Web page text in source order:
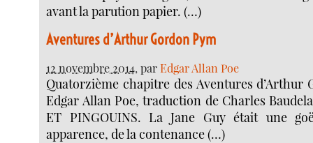
avant la parution papier. (…)
Aventures d’Arthur Gordon Pym
12 novembre 2014, parEdgar Allan Poe
Quatorzième chapitre des Aventures d’Arthur
Edgar Allan Poe, traduction de Charles
ET PINGOUINS. La Jane Guy était une
apparence, de la contenance (…)